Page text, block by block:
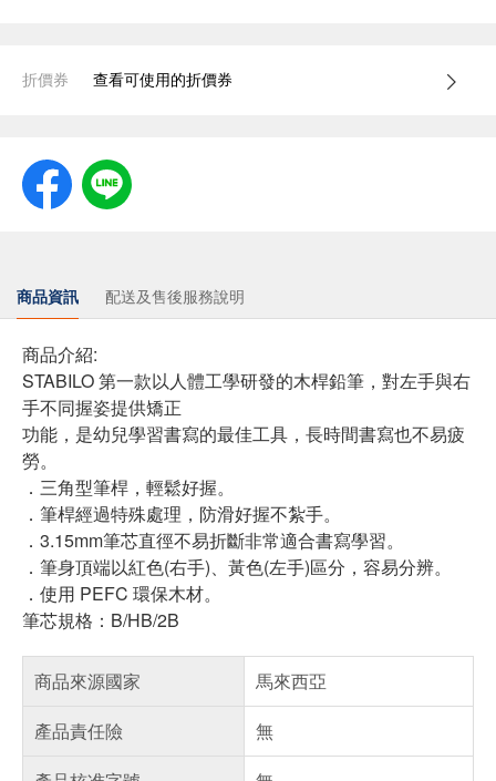
折價券 查看可使用的折價券
商品資訊 配送及售後服務說明
商品介紹:
STABILO 第一款以人體工學研發的木桿鉛筆，對左手與右
手不同握姿提供矯正
功能，是幼兒學習書寫的最佳工具，長時間書寫也不易疲
勞。
．三角型筆桿，輕鬆好握。
．筆桿經過特殊處理，防滑好握不紮手。
．3.15mm筆芯直徑不易折斷非常適合書寫學習。
．筆身頂端以紅色(右手)、黃色(左手)區分，容易分辨。
．使用 PEFC 環保木材。
筆芯規格：B/HB/2B
商品來源國家
馬來西亞
產品責任險
無